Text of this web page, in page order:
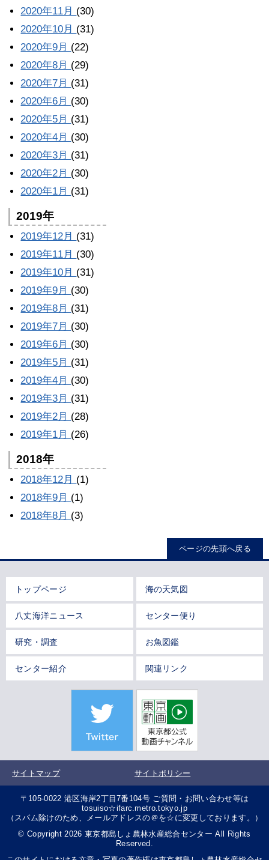
2020年11月 (30)
2020年10月 (31)
2020年9月 (22)
2020年8月 (29)
2020年7月 (31)
2020年6月 (30)
2020年5月 (31)
2020年4月 (30)
2020年3月 (31)
2020年2月 (30)
2020年1月 (31)
2019年
2019年12月 (31)
2019年11月 (30)
2019年10月 (31)
2019年9月 (30)
2019年8月 (31)
2019年7月 (30)
2019年6月 (30)
2019年5月 (31)
2019年4月 (30)
2019年3月 (31)
2019年2月 (28)
2019年1月 (26)
2018年
2018年12月 (1)
2018年9月 (1)
2018年8月 (3)
ページの先頭へ戻る
トップページ 海の天気図
八丈海洋ニュース センター便り
研究・調査 お魚図鑑
センター紹介 関連リンク
サイトマップ サイトポリシー
〒105-0022 港区海岸2丁目7番104号 ご質問・お問い合わせ等は
tosuiso☆ifarc.metro.tokyo.jp
（スパム除けのため、メールアドレスの＠を☆に変更しております。）
© Copyright 2026 東京都島しょ農林水産総合センター All Rights
Reserved.